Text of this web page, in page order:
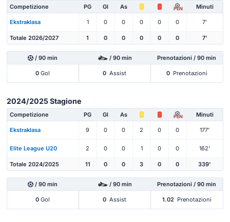
Competizione PG Gl As PEN Minuti
Ekstraklasa 1 0 0 0 0 0 7'
Totale 2026/2027 1 0 0 0 0 0 7'
/ 90 min / 90 min Prenotazioni / 90 min
0 Gol 0 Assist 0 Prenotazioni
2024/2025 Stagione
Competizione PG Gl As PEN Minuti
Ekstraklasa 9 0 0 2 0 0 177'
Elite League U20 2 0 0 1 0 0 162'
Totale 2024/2025 11 0 0 3 0 0 339'
/ 90 min / 90 min Prenotazioni / 90 min
0 Gol 0 Assist 1.02 Prenotazioni